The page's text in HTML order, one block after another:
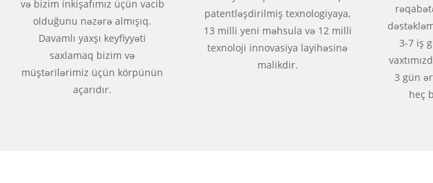
və bizim inkişafımız üçün vacib
olduğunu nəzərə almışıq.
Davamlı yaxşı keyfiyyəti
saxlamaq bizim və
müştərilərimiz üçün körpünün
açarıdır.
patentləşdirilmiş texnologiyaya,
13 milli yeni məhsula və 12 milli
texnoloji innovasiya layihəsinə
malikdir.
3-7 iş
3 gün
heç